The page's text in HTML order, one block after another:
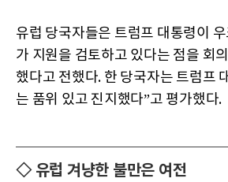
유럽 당국자들은 트럼프 대통령이
가 지원을 검토하고 있다는 점을 회
했다고 전했다. 한 당국자는 트럼프
는 품위 있고 진지했다”고 평가했다.
◇ 유럽 겨냥한 불만은 여전